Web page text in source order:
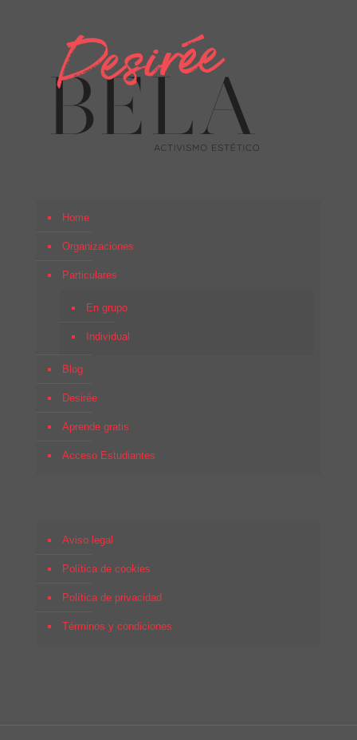
Home
Organizaciones
Particulares
En grupo
Individual
Blog
Desirée
Aprende gratis
Acceso Estudiantes
Aviso legal
Política de cookies
Política de privacidad
Términos y condiciones